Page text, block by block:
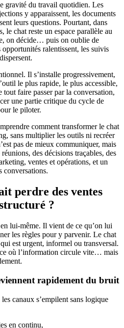
gravité du travail quotidien. Les
y apparaissent, les documents
leurs questions. Pourtant, dans
le chat reste un espace parallèle au
on décide… puis on oublie de
ralentissent, les suivis
Il s’installe progressivement,
le plus rapide, le plus accessible,
faire passer par la conversation,
une partie critique du cycle de
le piloter.
comment transformer le chat
sans multiplier les outils ni recréer
pas de mieux communiquer, mais
des décisions traçables, des
ventes et opérations, et un
conversations.
perdre des ventes
?
lui-même. Il vient de ce qu’on lui
les règles pour y parvenir. Le chat
est urgent, informel ou transversal.
où l’information circule vite… mais
rapidement du bruit
canaux s’empilent sans logique
en continu,